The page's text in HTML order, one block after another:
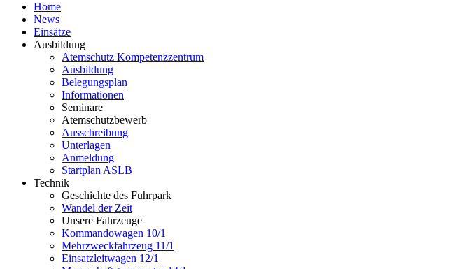
Home
News
Einsätze
Ausbildung
Atemschutz Kompetenzzentrum
Ausbildung
Belegungsplan
Informationen
Seminare
Atemschutzbewerb
Ausschreibung
Unterlagen
Anmeldung
Startplan ASLB
Technik
Geschichte des Fuhrpark
Wandel der Zeit
Unsere Fahrzeuge
Kommandowagen 10/1
Mehrzweckfahrzeug 11/1
Einsatzleitwagen 12/1